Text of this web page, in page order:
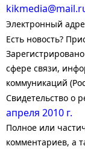
Электронный
Есть новость?
сфере связи,
коммуникаций
Свидетельство о
апреля 2010 г.
Полное или
комментариев, а